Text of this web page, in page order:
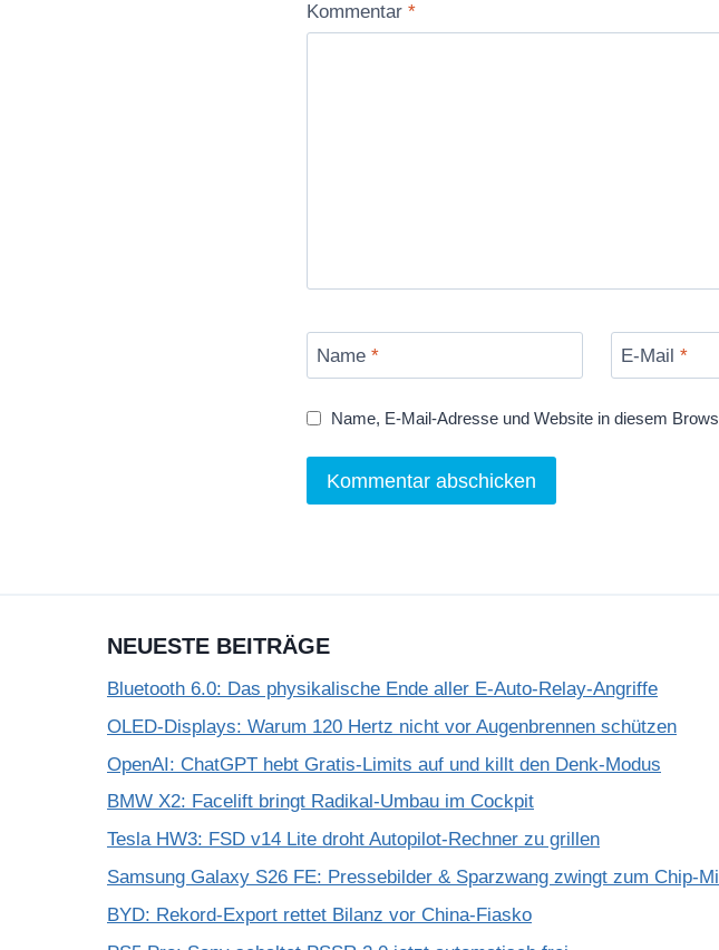
Kommentar *
Name * E-Mail *
Name, E-Mail-Adresse und Website in diesem
NEUESTE BEITRÄGE
Bluetooth 6.0: Das physikalische Ende aller E-Auto-Relay-Angriffe
OLED-Displays: Warum 120 Hertz nicht vor Augenbrennen schützen
OpenAI: ChatGPT hebt Gratis-Limits auf und killt den Denk-Modus
BMW X2: Facelift bringt Radikal-Umbau im Cockpit
Tesla HW3: FSD v14 Lite droht Autopilot-Rechner zu grillen
Samsung Galaxy S26 FE: Pressebilder & Sparzwang zwingt zum Chip-
BYD: Rekord-Export rettet Bilanz vor China-Fiasko